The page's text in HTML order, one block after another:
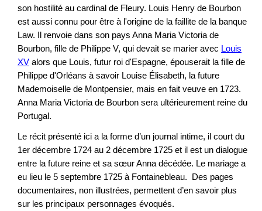
son hostilité au cardinal de Fleury. Louis Henry de Bourbon
est aussi connu pour être à l'origine de la faillite de la banque
Law. Il renvoie dans son pays Anna Maria Victoria de
Bourbon, fille de Philippe V, qui devait se marier avec Louis
XV alors que Louis, futur roi d'Espagne, épouserait la fille de
Philippe d'Orléans à savoir Louise Élisabeth, la future
Mademoiselle de Montpensier, mais en fait veuve en 1723.
Anna Maria Victoria de Bourbon sera ultérieurement reine du
Portugal.
Le récit présenté ici a la forme d’un journal intime, il court du
1er décembre 1724 au 2 décembre 1725 et il est un dialogue
entre la future reine et sa sœur Anna décédée. Le mariage a
eu lieu le 5 septembre 1725 à Fontainebleau. Des pages
documentaires, non illustrées, permettent d’en savoir plus
sur les principaux personnages évoqués.